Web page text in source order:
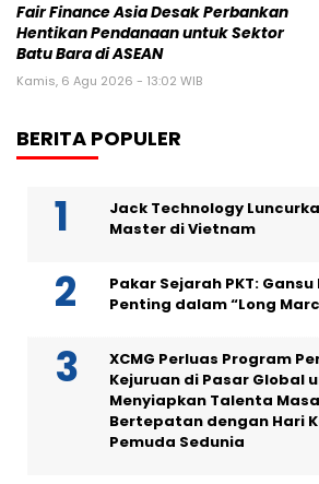
Fair Finance Asia Desak Perbankan
Hentikan Pendanaan untuk Sektor
Batu Bara di ASEAN
Kamis, 6 Agu 2026 - 13:02 WIB
BERITA POPULER
Jack Technology
Master di Vietnam
Pakar Sejarah PKT:
Penting dalam “Long
XCMG Perluas Program
Kejuruan di Pasar Global
Menyiapkan Talenta
Bertepatan dengan Hari
Pemuda Sedunia